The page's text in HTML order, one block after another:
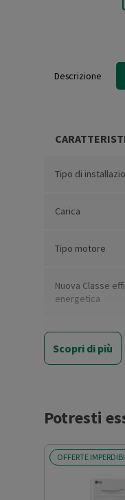
Descrizione
Tipo di
Carica
Tipo motore
Nuova Classe
energetica
Consumo
per 100 cicli (kWh)
60 alla capacità
(ore,min)
Scopri di più
Potresti
OFFERTE